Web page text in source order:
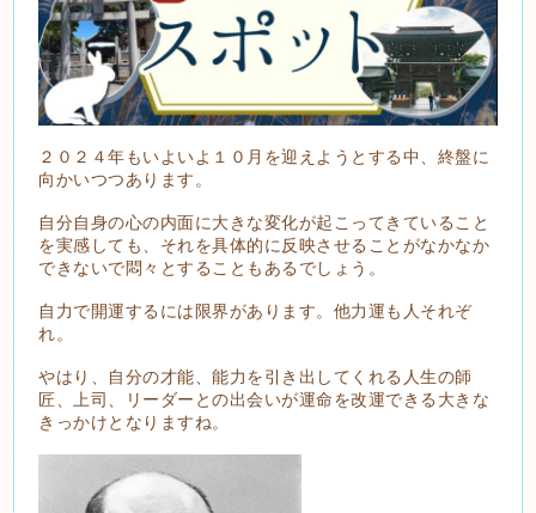
２０２４年もいよいよ１０月を迎えようとする中、終盤に
向かいつつあります。
自分自身の心の内面に大きな変化が起こってきていること
を実感しても、それを具体的に反映させることがなかなか
できないで悶々とすることもあるでしょう。
自力で開運するには限界があります。他力運も人それぞ
れ。
やはり、自分の才能、能力を引き出してくれる人生の師
匠、上司、リーダーとの出会いが運命を改運できる大きな
きっかけとなりますね。